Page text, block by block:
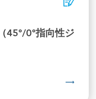
45°/0°指向性ジ